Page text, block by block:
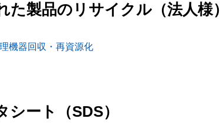
た製品のリサイクル（法人様）
機器回収・再資源化
シート（SDS）